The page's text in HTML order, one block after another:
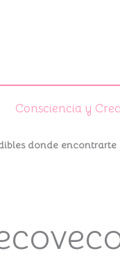
Consciencia y
donde encontrarte